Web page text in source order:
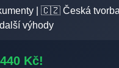
| 🇨🇿 Česká
výhody
Kč!